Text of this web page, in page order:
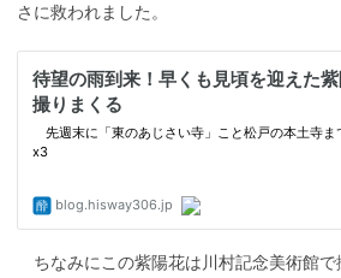
さに救われました。
ちなみにこの紫陽花は川村記念美術館で